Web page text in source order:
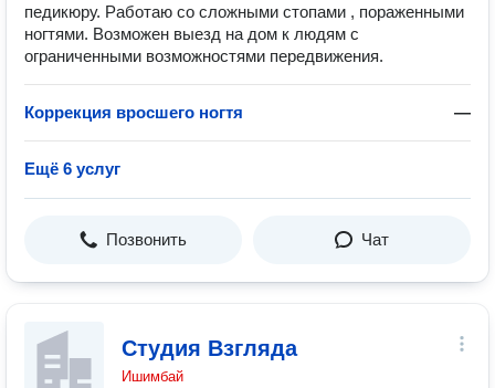
педикюру. Работаю со сложными стопами , пораженными
ногтями. Возможен выезд на дом к людям с
ограниченными возможностями передвижения.
Коррекция вросшего ногтя —
Ещё 6 услуг
Позвонить Чат
Студия Взгляда
Ишимбай